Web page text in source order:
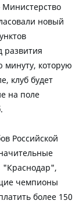
новый
развития
минуту, которую
клуб будет
на поле
Российской
чемпионы
более 150